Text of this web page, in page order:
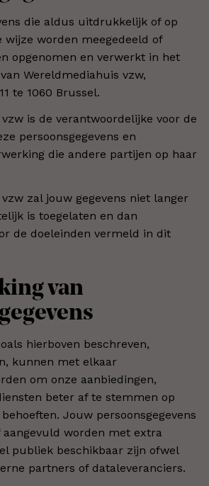
die aldus uitdrukkelijk of op
wijze worden meegedeeld of
opgenomen en verwerkt in het
Wereldmediahuis vzw,
te 1060 Brussel.
is de verantwoordelijke voor de
persoonsgegevens en
die andere partijen op haar
zal jouw gegevens niet langer
is toegelaten en dan
de doeleinden vermeld in dit
van
hierboven beschreven,
kunnen met elkaar
om onze aanbiedingen,
beter af te stemmen op
Jouw persoonsgegevens
worden met extra
publiek beschikbaar zijn ofwel
partners of dataleveranciers.